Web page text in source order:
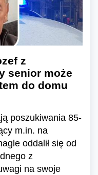
z
senior może
do domu
poszukiwania 85-
m.in. na
oddalił się od
z
na swoje